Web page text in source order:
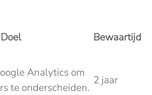
Doel Bewaartijd
Analytics om
te onderscheiden.
2 jaar